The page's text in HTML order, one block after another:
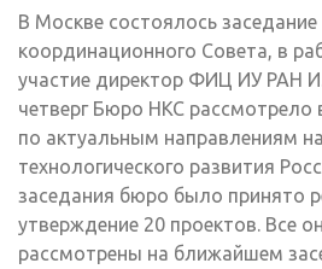
В Москве состоялось
координационного Совета, в
участие директор ФИЦ ИУ РАН
четверг Бюро НКС рассмотрело
по актуальным направлениям
технологического развития
заседания бюро было принято
утверждение 20 проектов. Все
рассмотрены на ближайшем